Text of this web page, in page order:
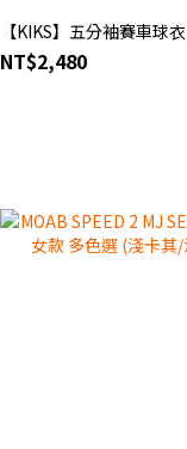
【KIKS】五分袖賽車球衣
NT$2,480